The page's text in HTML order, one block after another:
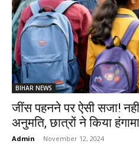
BIHAR NEWS
जींस पहनने पर ऐसी सजा! नहीं
अनुमति, छात्रों ने किया
Admin - November 12, 2024